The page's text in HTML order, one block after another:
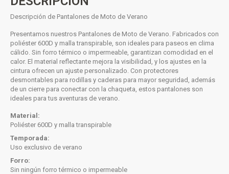
Descripción de Pantalones de Moto de Verano
Presentamos nuestros Pantalones de Moto de Verano. Fabricados con
poliéster 600D y malla transpirable, son ideales para paseos en clima
cálido. Sin forro térmico o impermeable, garantizan comodidad en el
calor. El material reflectante mejora la visibilidad, y los ajustes en la
cintura ofrecen un ajuste personalizado. Con protectores
desmontables para rodillas y caderas para mayor seguridad, además
de un cierre para conectar con la chaqueta, estos pantalones son
ideales para tus aventuras de verano.
Material:
Poliéster 600D y malla transpirable
Temporada:
Uso exclusivo de verano
Forro:
Sin ningún forro térmico o impermeable